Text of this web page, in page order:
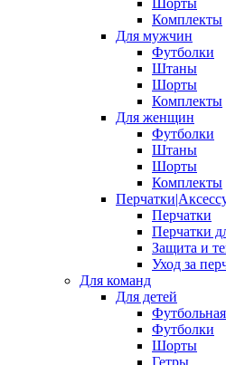
Шорты
Комплекты
Для мужчин
Футболки
Штаны
Шорты
Комплекты
Для женщин
Футболки
Штаны
Шорты
Комплекты
Перчатки
Перчатки
Защита и
Уход за
Для команд
Для детей
Футболки
Шорты
Гетры